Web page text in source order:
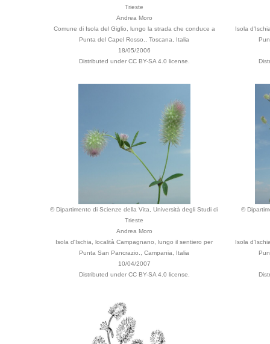
Trieste
Andrea Moro
Comune di Isola del Giglio, lungo la strada che conduce a
Punta del Capel Rosso., Toscana, Italia
18/05/2006
Distributed under CC BY-SA 4.0 license.
Isola
© Dipartimento di Scienze della Vita, Università degli Studi di
Trieste
Andrea Moro
Isola d'Ischia, località Campagnano, lungo il sentiero per
Punta San Pancrazio., Campania, Italia
10/04/2007
Distributed under CC BY-SA 4.0 license.
©
Isola